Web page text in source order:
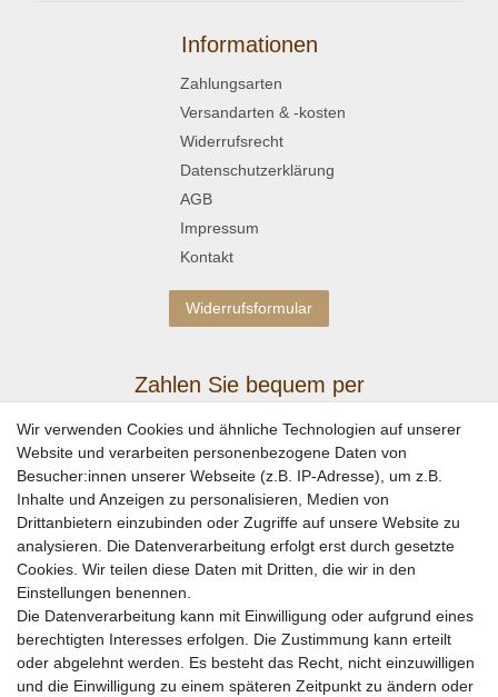
Informationen
Zahlungsarten
Versandarten & -kosten
Widerrufsrecht
Datenschutzerklärung
AGB
Impressum
Kontakt
Widerrufsformular
Zahlen Sie bequem per
Wir versenden mit
Wir verwenden Cookies und ähnliche Technologien auf unserer
Website und verarbeiten personenbezogene Daten von
Besucher:innen unserer Webseite (z.B. IP-Adresse), um z.B.
Inhalte und Anzeigen zu personalisieren, Medien von
Drittanbietern einzubinden oder Zugriffe auf unsere Website zu
analysieren. Die Datenverarbeitung erfolgt erst durch gesetzte
Cookies. Wir teilen diese Daten mit Dritten, die wir in den
Einstellungen benennen.
Die Datenverarbeitung kann mit Einwilligung oder aufgrund eines
berechtigten Interesses erfolgen. Die Zustimmung kann erteilt
oder abgelehnt werden. Es besteht das Recht, nicht einzuwilligen
und die Einwilligung zu einem späteren Zeitpunkt zu ändern oder